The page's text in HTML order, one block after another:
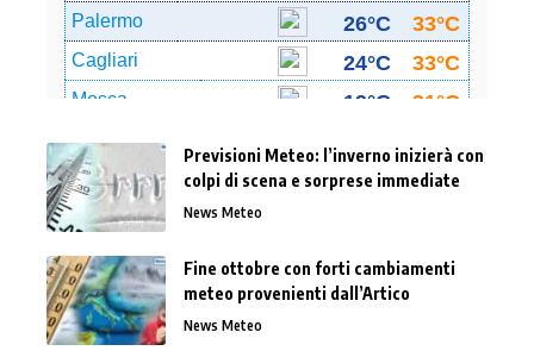
Previsioni Meteo: l’inverno inizierà con
colpi di scena e sorprese immediate
News Meteo
Fine ottobre con forti cambiamenti
meteo provenienti dall’Artico
News Meteo